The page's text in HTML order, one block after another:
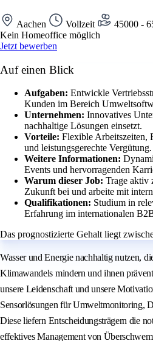
Aachen Vollzeit
45000 -
Kein Homeoffice möglich
Jetzt bewerben
Auf einen Blick
Aufgaben: Entwickle
Kunden im Bereich
Unternehmen: Innovatives
nachhaltige Lösungen einsetzt.
Vorteile: Flexible Arbeitszeiten,
und leistungsgerechte Vergütung.
Weitere Informationen:
Events und hervorragenden
Warum dieser Job: Trage aktiv
Zukunft bei und arbeite mit
Qualifikationen: Studium in
Erfahrung im internationalen
Das prognostizierte Gehalt liegt
Wasser und Energie nachhaltig nutzen,
Klimawandels mindern und ihnen
unsere Leidenschaft und unsere
Sensorlösungen für Umweltmonitoring,
Diese liefern Entscheidungsträgern die
effektives Management von